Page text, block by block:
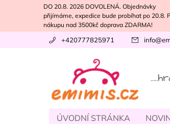
DO 20.8. 2026 DOVOLENÁ. Objednávky
přijímáme, expedice bude probíhat po 20.8.
nákupu nad 3500kč doprava ZDARMA!
+420777825971 info@
ÚVODNÍ STRÁNKA